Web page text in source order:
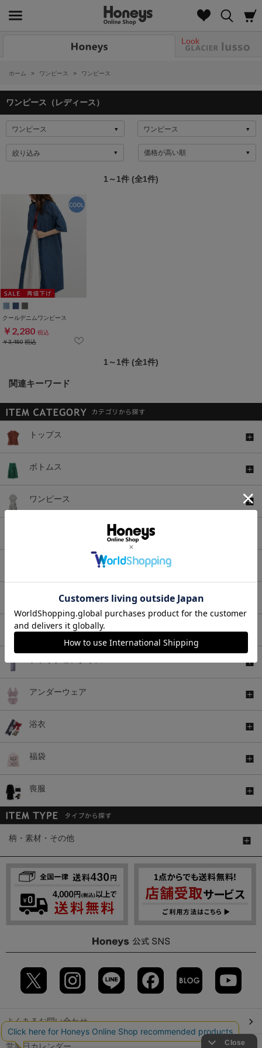
Look
ホーム > ワンピース > ワンピース
ワンピース（レディース）
絞り込み
1～1件 (全1件)
クールデニムワンピース
￥2,280 税込
￥3,480税込
1～1件 (全1件)
関連キーワード
トップス
ボトムス
ワンピース
シューズ
アンダーウェア
浴衣
福袋
喪服
柄・素材・その他
よくあるお問い合わせ